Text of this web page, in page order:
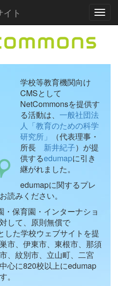
ト
学校等教育機関向け
CMSとして
NetCommonsを提供す
る活動は、 一般社団法
人「教育のための科学
研究所」
（代表理事・
所長 新井紀子）が提
供するedumapに引き
継がれました。
edumapに関するプレ
読みください。
保育園・インターナショ
して、原則無償で
した学校ウェブサイトを提
市、伊東市、東根市、那須
、紋別市、立山町、二宮
心に820校以上にedumap
。